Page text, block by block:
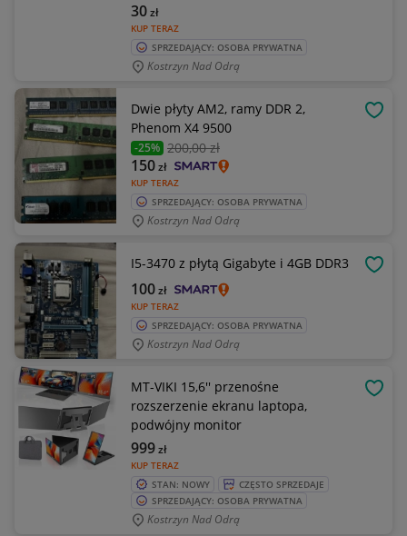
KUP TERAZ
30zł
SPRZEDAJĄCY: OSOBA PRYWATNA
Kostrzyn Nad Odrą
Dwie płyty AM2, ramy DDR 2,
Phenom X4 9500
-25% 200,00 zł
KUP TERAZ
150zł
SPRZEDAJĄCY: OSOBA PRYWATNA
Kostrzyn Nad Odrą
I5-3470 z płytą Gigabyte i 4GB DDR3
KUP TERAZ
100zł
SPRZEDAJĄCY: OSOBA PRYWATNA
Kostrzyn Nad Odrą
MT-VIKI 15,6'' przenośne
rozszerzenie ekranu laptopa,
podwójny monitor
KUP TERAZ
999zł
STAN: NOWY
CZĘSTO SPRZEDAJE
SPRZEDAJĄCY: OSOBA PRYWATNA
Kostrzyn Nad Odrą